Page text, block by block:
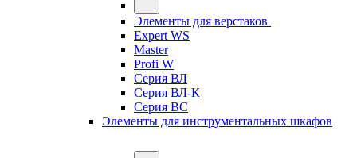
Элементы для верстаков
Expert WS
Master
Profi W
Серия ВЛ
Серия ВЛ-К
Серия ВС
Элементы для инструментальных шкафов